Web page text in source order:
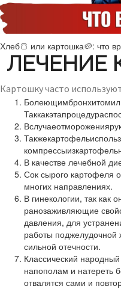
Хлеб🍞 или картошка🥔: что
ЛЕЧЕНИЕ
Картошку часто
В качестве лечебной
Сок сырого картофеля
многих направлениях.
В гинекологии, так как
ранозаживляющие
давления, для
работы поджелудочной
сильной отечности.
Классический
напополам и натереть
отвалятся сами и